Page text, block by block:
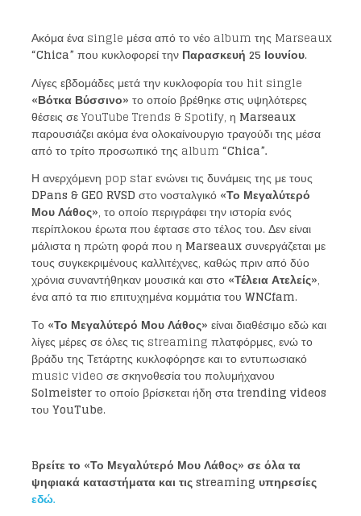
Ακόμα ένα single μέσα από το νέο album της Marseaux
“Chica” που κυκλοφορεί την Παρασκευή 25 Ιουνίου.
Λίγες εβδομάδες μετά την κυκλοφορία του hit single
«Βότκα Βύσσινο» το οποίο βρέθηκε στις υψηλότερες
θέσεις σε YouTube Trends & Spotify, η Marseaux
παρουσιάζει ακόμα ένα ολοκαίνουργιο τραγούδι της μέσα
από το τρίτο προσωπικό της album “Chica”.
Η ανερχόμενη pop star ενώνει τις δυνάμεις της με τους
DPans &GEO RVSD στο νοσταλγικό «Το Μεγαλύτερό
Μου Λάθος», το οποίο περιγράφει την ιστορία ενός
περίπλοκου έρωτα που έφτασε στο τέλος του. Δεν είναι
μάλιστα η πρώτη φορά που η Marseauxσυνεργάζεται με
τους συγκεκριμένους καλλιτέχνες, καθώς πριν από δύο
χρόνια συναντήθηκαν μουσικά και στο «Τέλεια Ατελείς»,
ένα από τα πιο επιτυχημένα κομμάτια του WNCfam.
Το «Το Μεγαλύτερό Μου Λάθος» είναι διαθέσιμο εδώ και
λίγες μέρες σε όλες τις streaming πλατφόρμες, ενώ το
βράδυ της Τετάρτης κυκλοφόρησε και το εντυπωσιακό
music video σε σκηνοθεσία του πολυμήχανου
Solmeisterτο οποίο βρίσκεται ήδη σταtrending videos
του YouTube.
Bρείτε το «Το Μεγαλύτερό Μου Λάθος» σε όλα τα
ψηφιακά καταστήματα και τις streaming υπηρεσίες
εδώ.